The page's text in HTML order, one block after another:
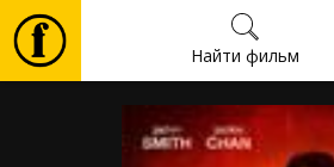
Найти фильм
Фильмы